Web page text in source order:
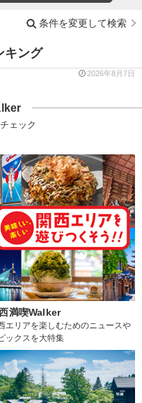
条件を変更して検索
キング
2026年8月7日
ェック
満喫Walker
エリアを楽しむためのニュースや
ックスを大特集